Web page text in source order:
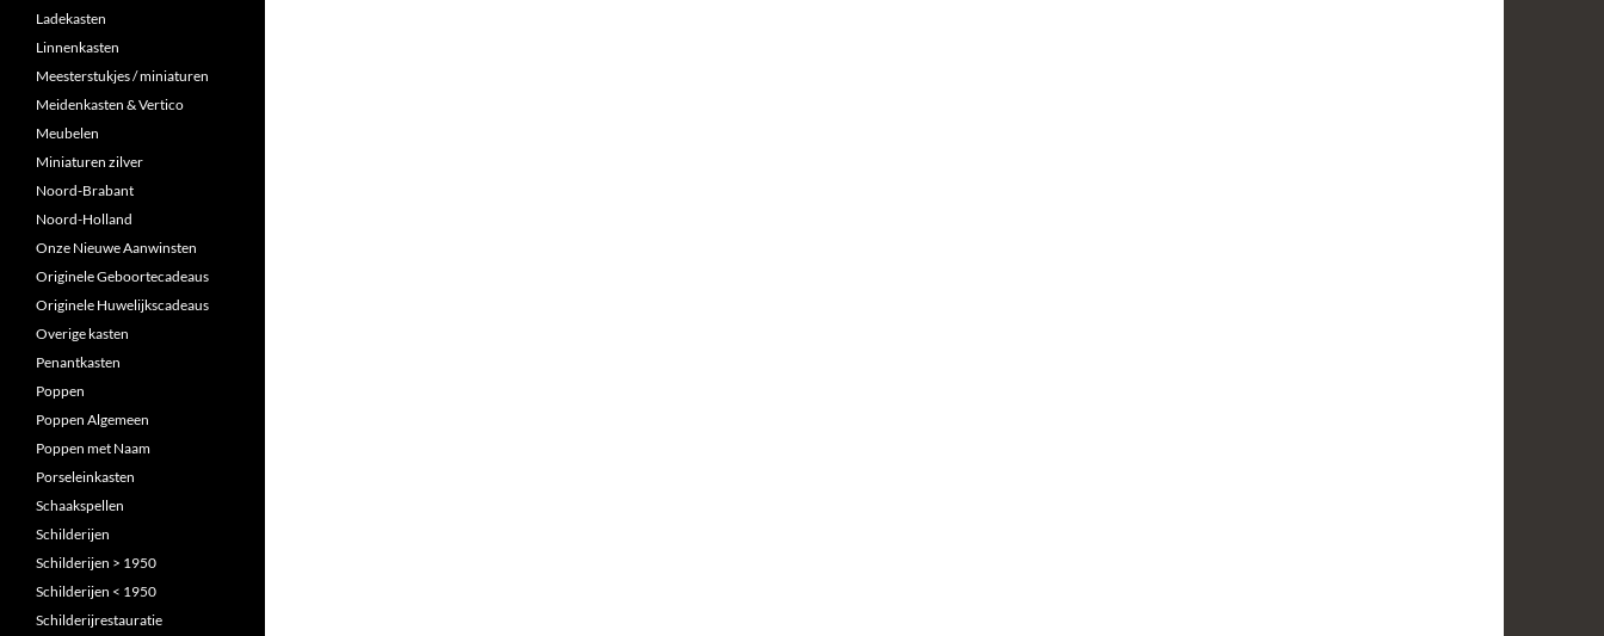
Ladekasten
Linnenkasten
Meesterstukjes / miniaturen
Meidenkasten & Vertico
Meubelen
Miniaturen zilver
Noord-Brabant
Noord-Holland
Onze Nieuwe Aanwinsten
Originele Geboortecadeaus
Originele Huwelijkscadeaus
Overige kasten
Penantkasten
Poppen
Poppen Algemeen
Poppen met Naam
Porseleinkasten
Schaakspellen
Schilderijen
Schilderijen > 1950
Schilderijen < 1950
Schilderijrestauratie